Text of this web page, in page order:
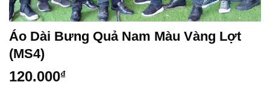
Áo Dài Bưng Quả Nam Màu Vàng Lợt
(MS4)
120.000₫